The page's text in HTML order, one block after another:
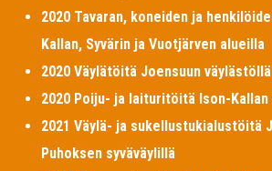
2020 Tavaran, koneiden ja
Kallan, Syvärin ja Vuotjärven alueilla
2020 Väylätöitä Joensuun
2020 Poiju- ja laituritöitä Ison-
2021 Väylä- ja sukellustukialustöitä
Puhoksen syväväylillä